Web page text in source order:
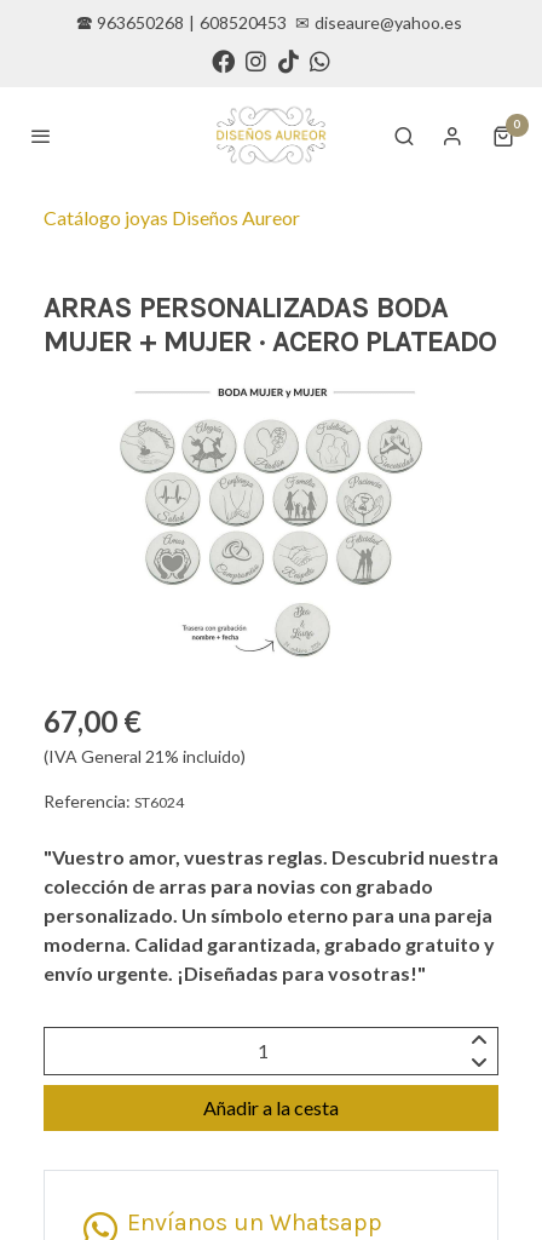
🕿 963650268 | 608520453 ✉ diseaure@yahoo.es
0
Catálogo joyas Diseños Aureor
ARRAS PERSONALIZADAS BODA
MUJER + MUJER · ACERO PLATEADO
67,00 €
(IVA General 21% incluido)
Referencia: ST6024
"Vuestro amor, vuestras reglas. Descubrid nuestra
colección de arras para novias con grabado
personalizado. Un símbolo eterno para una pareja
moderna. Calidad garantizada, grabado gratuito y
envío urgente. ¡Diseñadas para vosotras!"
Añadir a la cesta
Envíanos un Whatsapp